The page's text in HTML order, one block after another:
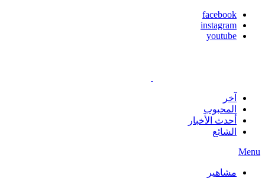
facebook
instagram
youtube
آخر
المحبوب
أحدث الأخبار
الشائع
Menu
مشاهير